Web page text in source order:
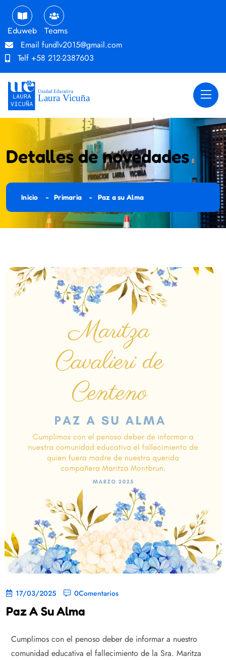
Eduweb Teams
Email fundlv2015@gmail.com
Telf +58 212-2387603
Detalles de novedades
Inicio Primaria Paz a su Alma
17/03/2025 0Comentarios
Paz A Su Alma
Cumplimos con el penoso deber de informar a nuestro
comunidad educativa el fallecimiento de la Sra. Maritza